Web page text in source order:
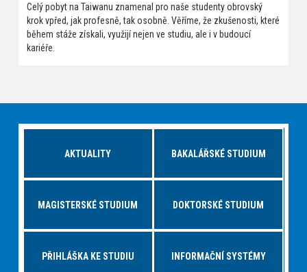
Celý pobyt na Taiwanu znamenal pro naše studenty obrovský
krok vpřed, jak profesně, tak osobně. Věříme, že zkušenosti, které
během stáže získali, využijí nejen ve studiu, ale i v budoucí
kariéře.
AKTUALITY BAKALÁŘSKÉ STUDIUM
MAGISTERSKÉ STUDIUM DOKTORSKÉ STUDIUM
PŘIHLÁŠKA KE STUDIU INFORMAČNÍ SYSTÉMY